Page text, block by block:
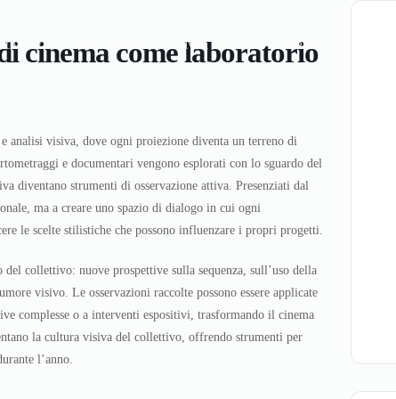
Attività Contatti
cinema come laboratorio
analisi visiva, dove ogni proiezione diventa un terreno di
e documentari vengono esplorati con lo sguardo del
diventano strumenti di osservazione attiva. Presenziati dal
ma a creare uno spazio di dialogo in cui ogni
le scelte stilistiche che possono influenzare i propri progetti.
collettivo: nuove prospettive sulla sequenza, sull’uso della
visivo. Le osservazioni raccolte possono essere applicate
complesse o a interventi espositivi, trasformando il cinema
la cultura visiva del collettivo, offrendo strumenti per
l’anno.